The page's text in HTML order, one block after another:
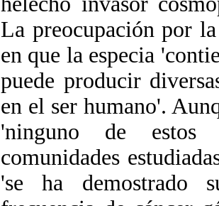
La preocupación por
en que la especia
puede producir
en el ser humano'.
'ninguno de estos
comunidades
'se ha demostrado